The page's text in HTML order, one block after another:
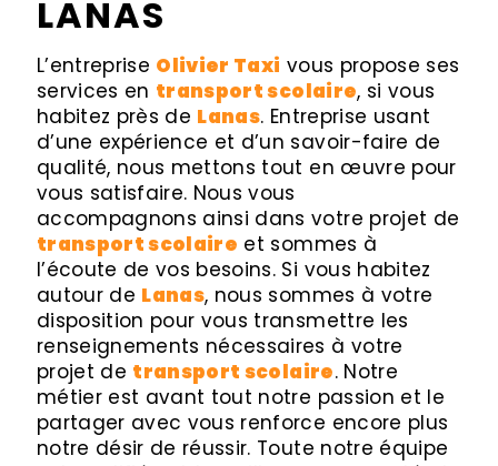
LANAS
L’entreprise Olivier Taxi vous propose ses
services en transport scolaire, si vous
habitez près de Lanas. Entreprise usant
d’une expérience et d’un savoir-faire de
qualité, nous mettons tout en œuvre pour
vous satisfaire. Nous vous
accompagnons ainsi dans votre projet de
transport scolaire et sommes à
l’écoute de vos besoins. Si vous habitez
autour de Lanas, nous sommes à votre
disposition pour vous transmettre les
renseignements nécessaires à votre
projet de transport scolaire. Notre
métier est avant tout notre passion et le
partager avec vous renforce encore plus
notre désir de réussir. Toute notre équipe